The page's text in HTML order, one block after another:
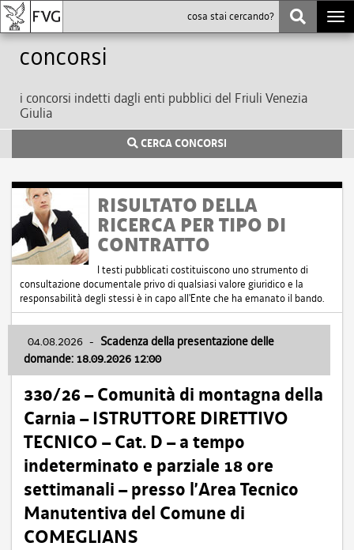
Concorsi
i concorsi indetti dagli enti pubblici del Friuli Venezia
Giulia
CERCA CONCORSI
RISULTATO DELLA
RICERCA PER TIPO DI
CONTRATTO
I testi pubblicati costituiscono uno strumento di
consultazione documentale privo di qualsiasi valore giuridico e la
responsabilità degli stessi è in capo all'Ente che ha emanato il bando.
04.08.2026 - Scadenza della presentazione delle
domande: 18.09.2026 12:00
330/26 – Comunità di montagna della
Carnia – ISTRUTTORE DIRETTIVO
TECNICO – Cat. D – a tempo
indeterminato e parziale 18 ore
settimanali – presso l’Area Tecnico
Manutentiva del Comune di
COMEGLIANS